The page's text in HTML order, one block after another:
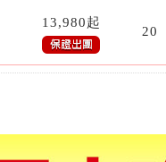
13,980起
20